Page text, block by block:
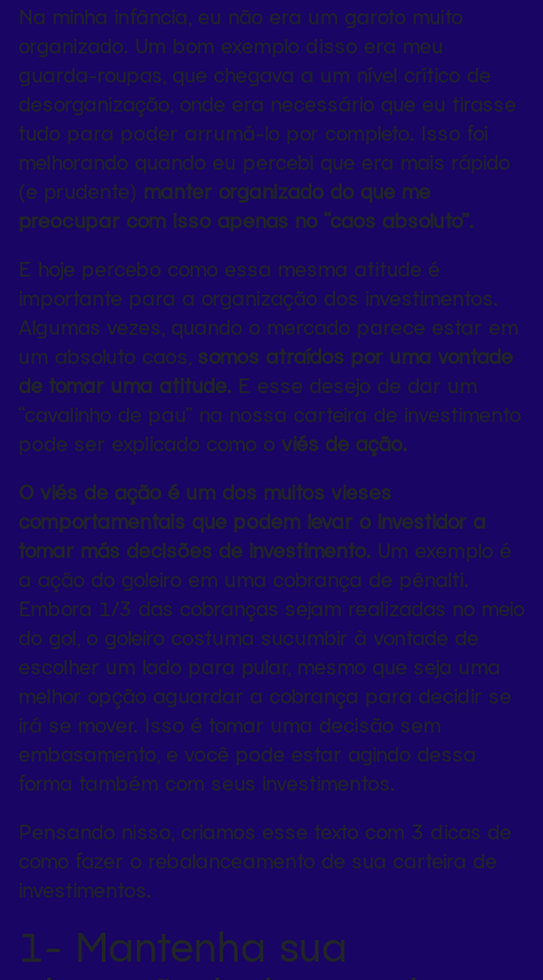
Na minha infância, eu não era um garoto muito
organizado. Um bom exemplo disso era meu
guarda-roupas, que chegava a um nível crítico de
desorganização, onde era necessário que eu tirasse
tudo para poder arrumá-lo por completo. Isso foi
melhorando quando eu percebi que era mais rápido
(e prudente) manter organizado do que me
preocupar com isso apenas no “caos absoluto”.
E hoje percebo como essa mesma atitude é
importante para a organização dos investimentos.
Algumas vezes, quando o mercado parece estar em
um absoluto caos, somos atraídos por uma vontade
de tomar uma atitude. E esse desejo de dar um
“cavalinho de pau” na nossa carteira de investimento
pode ser explicado como o viés de ação.
O viés de ação é um dos muitos vieses
comportamentais que podem levar o investidor a
tomar más decisões de investimento. Um exemplo é
a ação do goleiro em uma cobrança de pênalti.
Embora 1/3 das cobranças sejam realizadas no meio
do gol, o goleiro costuma sucumbir à vontade de
escolher um lado para pular, mesmo que seja uma
melhor opção aguardar a cobrança para decidir se
irá se mover. Isso é tomar uma decisão sem
embasamento, e você pode estar agindo dessa
forma também com seus investimentos.
Pensando nisso, criamos esse texto com 3 dicas de
como fazer o rebalanceamento de sua carteira de
investimentos.
1- Mantenha sua